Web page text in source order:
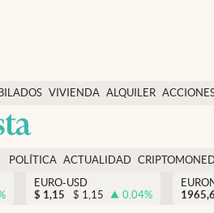
VIVIENDA ALQUILER
USA
POLÍTICA ACTUALIDAD
EURO-USD
$ 1,15 $ 1,15 0.04%